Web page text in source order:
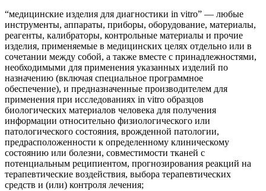
“медицинские изделия для диагностики in vitro” — любые
инструменты, аппараты, приборы, оборудование, материалы,
реагенты, калибраторы, контрольные материалы и прочие
изделия, применяемые в медицинских целях отдельно или в
сочетании между собой, а также вместе с принадлежностями,
необходимыми для применения указанных изделий по
назначению (включая специальное программное
обеспечение), и предназначенные производителем для
применения при исследованиях in vitro образцов
биологических материалов человека для получения
информации относительно физиологического или
патологического состояния, врожденной патологии,
предрасположенности к определенному клиническому
состоянию или болезни, совместимости тканей с
потенциальным реципиентом, прогнозирования реакций на
терапевтические воздействия, выбора терапевтических
средств и (или) контроля лечения;